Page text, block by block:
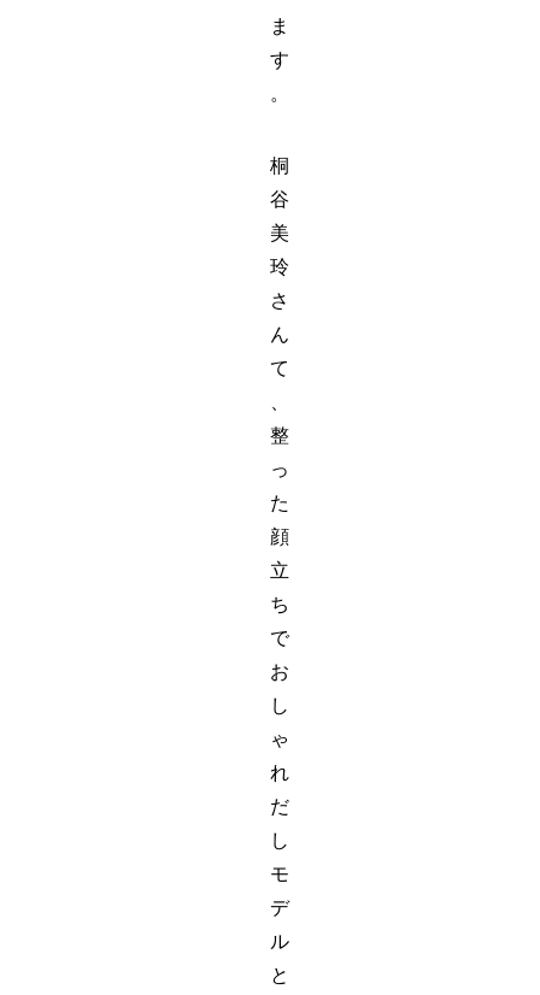
ま
す
。
桐
谷
美
玲
さ
ん
て
整
っ
た
顔
立
ち
で
お
し
ゃ
れ
だ
し
モ
デ
ル
と